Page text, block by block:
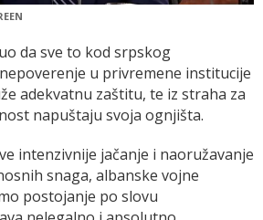
da sve to kod srpskog
u privremene institucije
adekvatnu zaštitu, te iz straha za
napuštaju svoja ognjišta.
intenzivnije jačanje i naoružavanje
snaga, albanske vojne
postojanje po slovu